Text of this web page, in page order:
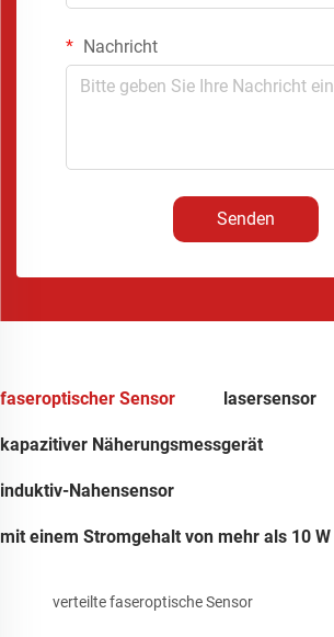
Nachricht
Senden
faseroptischer Sensor lasersensor
kapazitiver Näherungsmessgerät
induktiv-Nahensensor
mit einem Stromgehalt von mehr als 10 W
verteilte faseroptische Sensor